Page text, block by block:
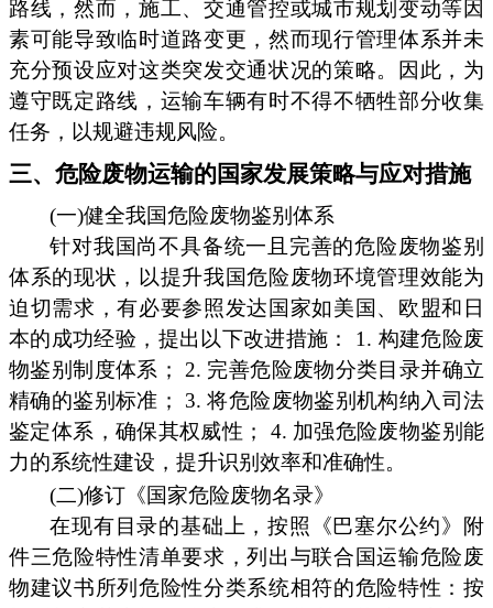
路线，然而，施工、交通管控或城市规划变动等因
素可能导致临时道路变更，然而现行管理体系并未
充分预设应对这类突发交通状况的策略。因此，为
遵守既定路线，运输车辆有时不得不牺牲部分收集
任务，以规避违规风险。
三、危险废物运输的国家发展策略与应对措施
(一)健全我国危险废物鉴别体系
针对我国尚不具备统一且完善的危险废物鉴别
体系的现状，以提升我国危险废物环境管理效能为
迫切需求，有必要参照发达国家如美国、欧盟和日
本的成功经验，提出以下改进措施： 1. 构建危险废
物鉴别制度体系； 2. 完善危险废物分类目录并确立
精确的鉴别标准； 3. 将危险废物鉴别机构纳入司法
鉴定体系，确保其权威性； 4. 加强危险废物鉴别能
力的系统性建设，提升识别效率和准确性。
(二)修订《国家危险废物名录》
在现有目录的基础上，按照《巴塞尔公约》附
件三危险特性清单要求，列出与联合国运输危险废
物建议书所列危险性分类系统相符的危险特性：按